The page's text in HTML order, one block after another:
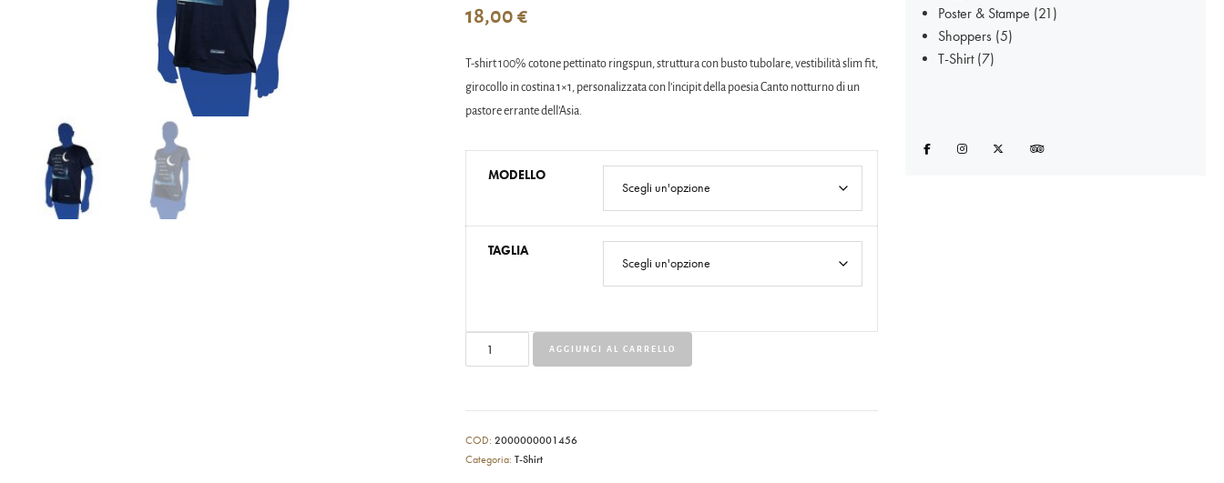
18,00 €
T-shirt 100% cotone pettinato ringspun, struttura con busto tubolare, vestibilità slim fit,
girocollo in costina 1×1, personalizzata con l’incipit della poesia Canto notturno di un
pastore errante dell’Asia.
MODELLO
TAGLIA
AGGIUNGI AL CARRELLO
COD: 2000000001456
Categoria: T-Shirt
Poster & Stampe (21)
Shoppers (5)
T-Shirt (7)